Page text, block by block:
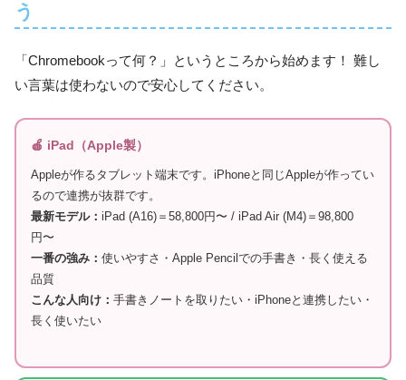
う
「Chromebookって何？」というところから始めます！ 難し
い言葉は使わないので安心してください。
🍎 iPad（Apple製）
Appleが作るタブレット端末です。iPhoneと同じAppleが作ってい
るので連携が抜群です。
最新モデル： iPad (A16)＝58,800円〜 / iPad Air (M4)＝98,800
円〜
一番の強み： 使いやすさ・Apple Pencilでの手書き・長く使える
品質
こんな人向け： 手書きノートを取りたい・iPhoneと連携したい・
長く使いたい